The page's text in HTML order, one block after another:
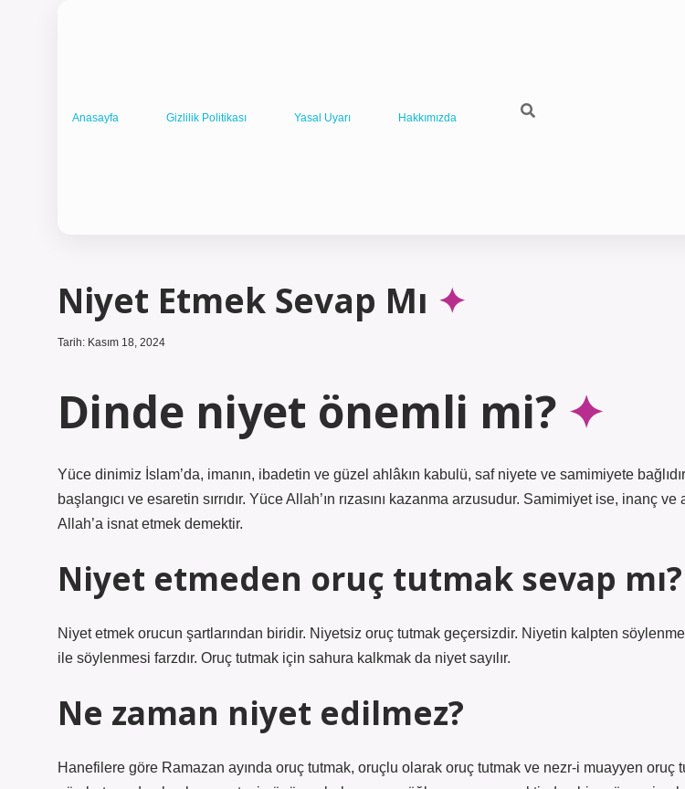
Anasayfa Gizlilik Politikası Yasal Uyarı Hakkımızda
Niyet Etmek Sevap Mı
Tarih: Kasım 18, 2024
Dinde niyet önemli mi?
Yüce dinimiz İslam’da, imanın, ibadetin ve güzel ahlâkın kabulü, saf niyete ve samimiyete
başlangıcı ve esaretin sırrıdır. Yüce Allah’ın rızasını kazanma arzusudur. Samimiyet ise, inanç
Allah’a isnat etmek demektir.
Niyet etmeden oruç tutmak sevap mı?
Niyet etmek orucun şartlarından biridir. Niyetsiz oruç tutmak geçersizdir. Niyetin kalpten
ile söylenmesi farzdır. Oruç tutmak için sahura kalkmak da niyet sayılır.
Ne zaman niyet edilmez?
Hanefilere göre Ramazan ayında oruç tutmak, oruçlu olarak oruç tutmak ve nezr-i muayyen oruç